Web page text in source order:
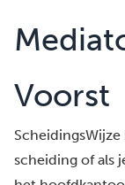
Voorst
scheiding of als